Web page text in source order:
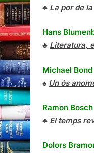
♣ La por de
Hans
♣ Literatura,
Michael Bond
♠ Un ós
Ramon Bosch
♣ El temps
Dolors